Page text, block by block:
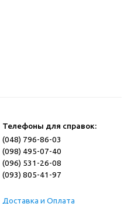
Телефоны для справок:
(048) 796-86-03
(098) 495-07-40
(096) 531-26-08
(093) 805-41-97
Доставка и Оплата